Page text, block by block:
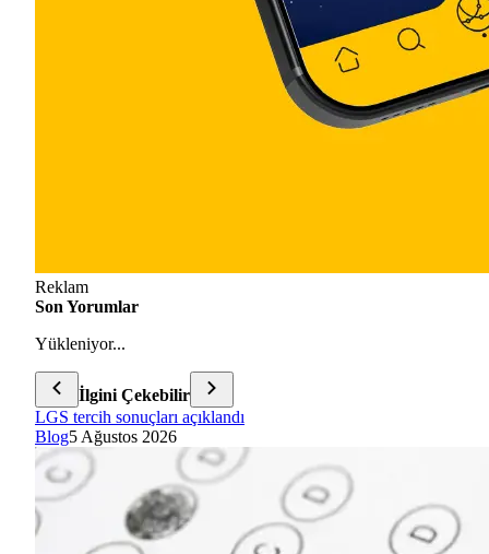
Reklam
Son Yorumlar
Yükleniyor...
İlgini Çekebilir
LGS tercih sonuçları açıklandı
Blog5 Ağustos 2026